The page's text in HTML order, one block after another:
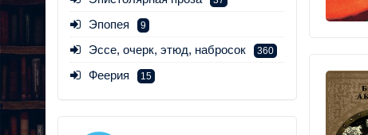
Эпопея 9
Эссе, очерк, этюд, набросок 360
Феерия 15